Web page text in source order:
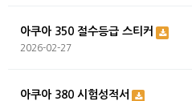
아쿠아 350 절수등급 스티커
2026-02-27
아쿠아 380 시험성적서